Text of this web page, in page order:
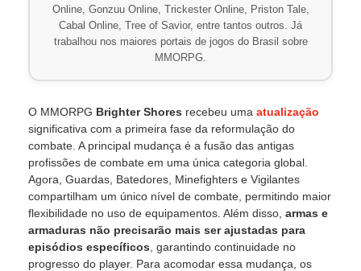
Online, Gonzuu Online, Trickester Online, Priston Tale,
Cabal Online, Tree of Savior, entre tantos outros. Já
trabalhou nos maiores portais de jogos do Brasil sobre
MMORPG.
O MMORPG Brighter Shores recebeu uma atualização
significativa com a primeira fase da reformulação do
combate. A principal mudança é a fusão das antigas
profissões de combate em uma única categoria global.
Agora, Guardas, Batedores, Minefighters e Vigilantes
compartilham um único nível de combate, permitindo maior
flexibilidade no uso de equipamentos. Além disso, armas e
armaduras não precisarão mais ser ajustadas para
episódios específicos , garantindo continuidade no
progresso do player. Para acomodar essa mudança, os